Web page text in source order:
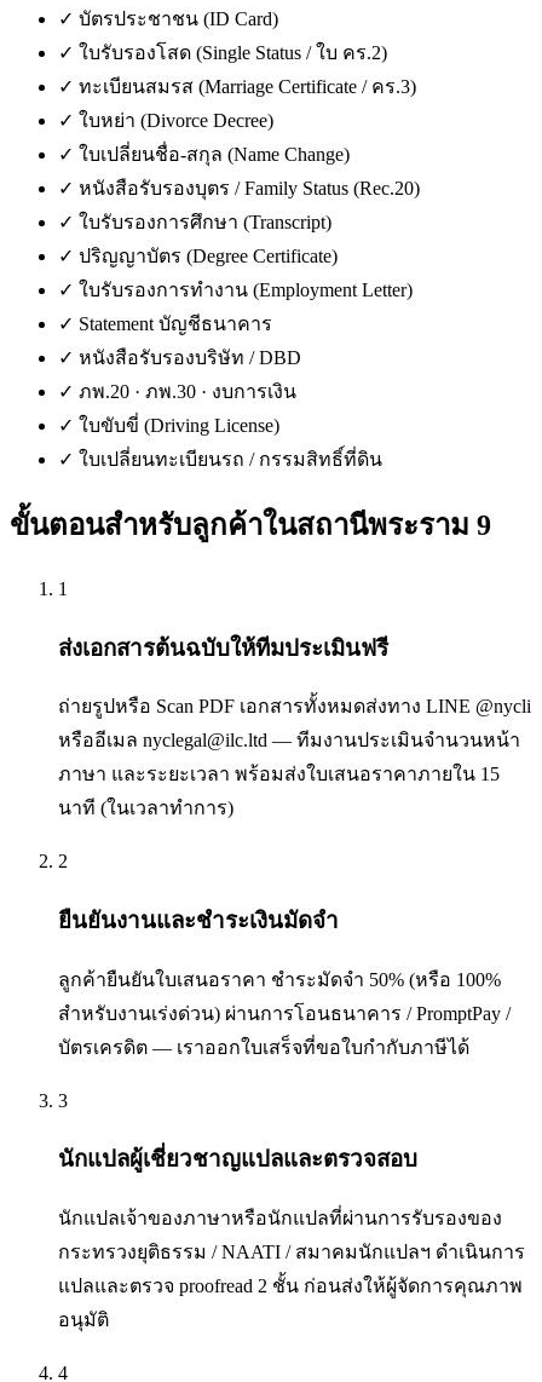
✓ บัตรประชาชน (ID Card)
✓ ใบรับรองโสด (Single Status / ใบ คร.2)
✓ ทะเบียนสมรส (Marriage Certificate / คร.3)
✓ ใบหย่า (Divorce Decree)
✓ ใบเปลี่ยนชื่อ-สกุล (Name Change)
✓ หนังสือรับรองบุตร / Family Status (Rec.20)
✓ ใบรับรองการศึกษา (Transcript)
✓ ปริญญาบัตร (Degree Certificate)
✓ ใบรับรองการทำงาน (Employment Letter)
✓ Statement บัญชีธนาคาร
✓ หนังสือรับรองบริษัท / DBD
✓ ภพ.20 · ภพ.30 · งบการเงิน
✓ ใบขับขี่ (Driving License)
✓ ใบเปลี่ยนทะเบียนรถ / กรรมสิทธิ์ที่ดิน
ขั้นตอนสำหรับลูกค้าในสถานีพระราม 9
1
ส่งเอกสารต้นฉบับให้ทีมประเมินฟรี
ถ่ายรูปหรือ Scan PDF เอกสารทั้งหมดส่งทาง LINE @nycli
หรืออีเมล nyclegal@ilc.ltd — ทีมงานประเมินจำนวนหน้า
ภาษา และระยะเวลา พร้อมส่งใบเสนอราคาภายใน 15
นาที (ในเวลาทำการ)
2
ยืนยันงานและชำระเงินมัดจำ
ลูกค้ายืนยันใบเสนอราคา ชำระมัดจำ 50% (หรือ 100%
สำหรับงานเร่งด่วน) ผ่านการโอนธนาคาร / PromptPay /
บัตรเครดิต — เราออกใบเสร็จที่ขอใบกำกับภาษีได้
3
นักแปลผู้เชี่ยวชาญแปลและตรวจสอบ
นักแปลเจ้าของภาษาหรือนักแปลที่ผ่านการรับรองของ
กระทรวงยุติธรรม / NAATI / สมาคมนักแปลฯ ดำเนินการ
แปลและตรวจ proofread 2 ชั้น ก่อนส่งให้ผู้จัดการคุณภาพ
อนุมัติ
4